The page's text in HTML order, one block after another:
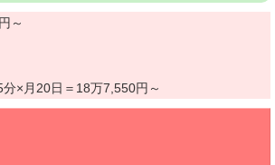
～
×月20日＝18万7,550円～